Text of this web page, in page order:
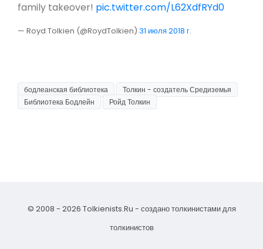
family takeover! pic.twitter.com/L62XdfRYd0
— Royd Tolkien (@RoydTolkien) 31 июля 2018 г.
бодлеанская библиотека
Толкин - создатель Средиземья
Библиотека Бодлейн
Ройд Толкин
© 2008 - 2026 Tolkienists.Ru - создано толкинистами для
толкинистов